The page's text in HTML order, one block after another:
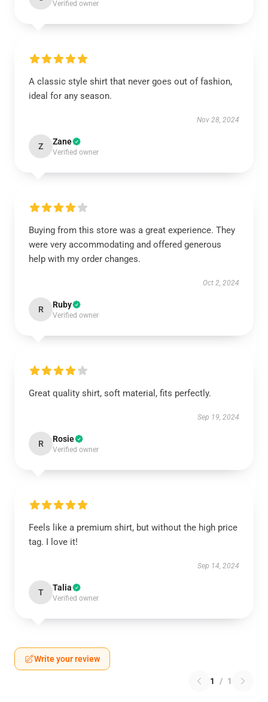
Verified owner
A classic style shirt that never goes out of fashion,
ideal for any season.
Nov 28, 2024
Z Zane
Verified owner
Buying from this store was a great experience. They
were very accommodating and offered generous
help with my order changes.
Oct 2, 2024
R Ruby
Verified owner
Great quality shirt, soft material, fits perfectly.
Sep 19, 2024
R Rosie
Verified owner
Feels like a premium shirt, but without the high price
tag. I love it!
Sep 14, 2024
T Talia
Verified owner
Write your review
1 / 1